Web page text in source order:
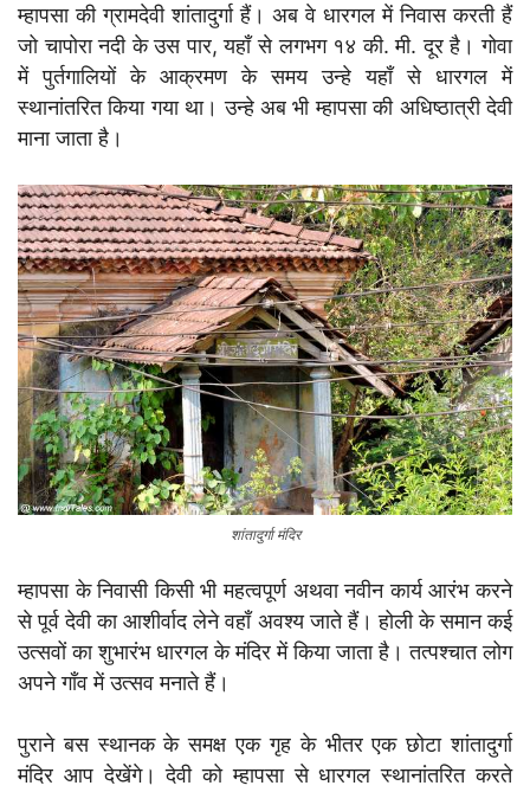
म्हापसा की ग्रामदेवी शांतादुर्गा हैं। अब वे धारगल में निवास करती हैं
जो चापोरा नदी के उस पार, यहाँ से लगभग १४ की. मी. दूर है। गोवा
में पुर्तगालियों के आक्रमण के समय उन्हे यहाँ से धारगल में
स्थानांतरित किया गया था। उन्हे अब भी म्हापसा की अधिष्ठात्री देवी
माना जाता है।
शांतादुर्गा मंदिर
म्हापसा के निवासी किसी भी महत्वपूर्ण अथवा नवीन कार्य आरंभ करने
से पूर्व देवी का आशीर्वाद लेने वहाँ अवश्य जाते हैं। होली के समान कई
उत्सवों का शुभारंभ धारगल के मंदिर में किया जाता है। तत्पश्चात लोग
अपने गाँव में उत्सव मनाते हैं।
पुराने बस स्थानक के समक्ष एक गृह के भीतर एक छोटा शांतादुर्गा
मंदिर आप देखेंगे। देवी को म्हापसा से धारगल स्थानांतरित करते